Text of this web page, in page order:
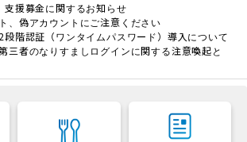
支援募金に関するお知らせ
、偽アカウントにご注意ください
段階認証（ワンタイムパスワード）導入について
三者のなりすましログインに関する注意喚起と